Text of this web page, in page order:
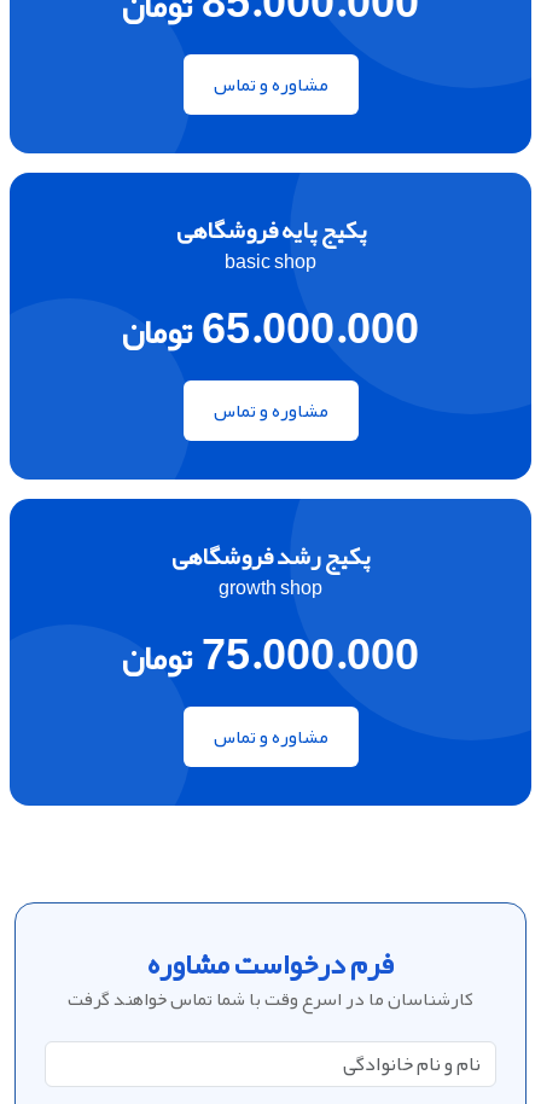
مشاوره و تماس
پکیج پایه فروشگاهی
basic shop
65.000.000تومان
مشاوره و تماس
پکیج رشد فروشگاهی
growth shop
75.000.000تومان
مشاوره و تماس
فرم درخواست مشاوره
کارشناسان ما در اسرع وقت با شما تماس خواهند گرفت